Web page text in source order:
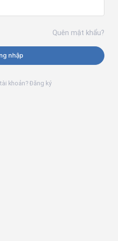
Quên mật khẩu?
nhập
khoản? Đăng ký